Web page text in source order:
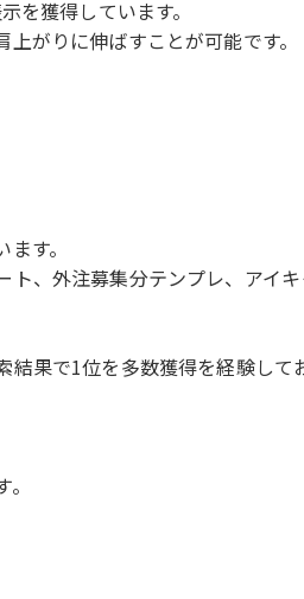
を獲得しています。
がりに伸ばすことが可能です。
す。
ト、外注募集分テンプレ、ア
果で1位を多数獲得を経験して